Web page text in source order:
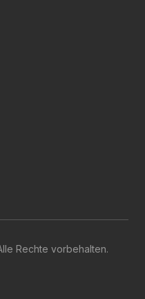
Rechte vorbehalten.